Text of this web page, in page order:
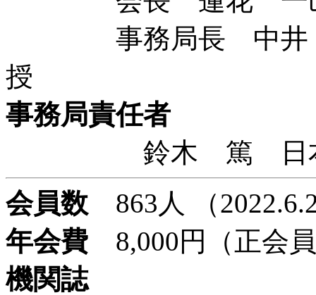
事務局長 中井
授
事務局責任者
鈴木 篤 日本
会員数 863人 （
年会費 8,000円（正会
機関誌